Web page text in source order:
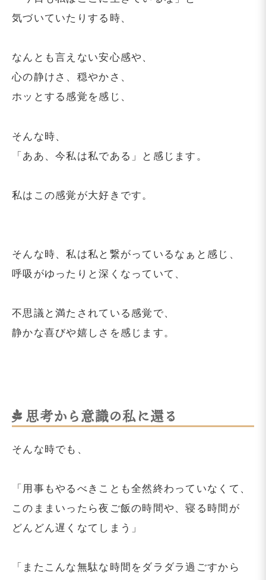
気づいていたりする時、
なんとも言えない安心感や、
心の静けさ、穏やかさ、
ホッとする感覚を感じ、
そんな時、
「ああ、今私は私である」と感じます。
私はこの感覚が大好きです。
そんな時、私は私と繋がっているなぁと感じ、
呼吸がゆったりと深くなっていて、
不思議と満たされている感覚で、
静かな喜びや嬉しさを感じます。
思考から意識の私に還る
そんな時でも、
「用事もやるべきことも全然終わっていなくて、
このままいったら夜ご飯の時間や、寝る時間が
どんどん遅くなてしまう」
「またこんな無駄な時間をダラダラ過ごすから